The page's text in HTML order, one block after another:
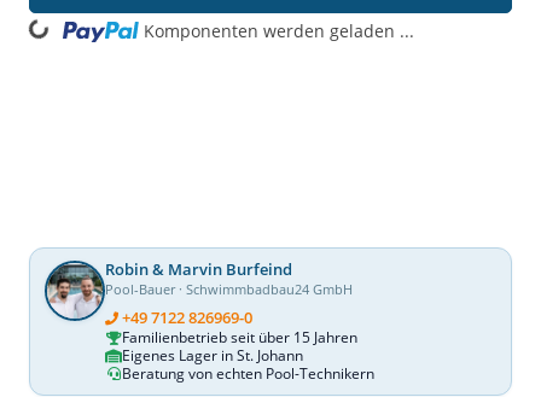
Komponenten werden geladen ...
Robin & Marvin Burfeind
Pool-Bauer · Schwimmbadbau24 GmbH
+49 7122 826969-0
Familienbetrieb seit über 15 Jahren
Eigenes Lager in St. Johann
Beratung von echten Pool-Technikern